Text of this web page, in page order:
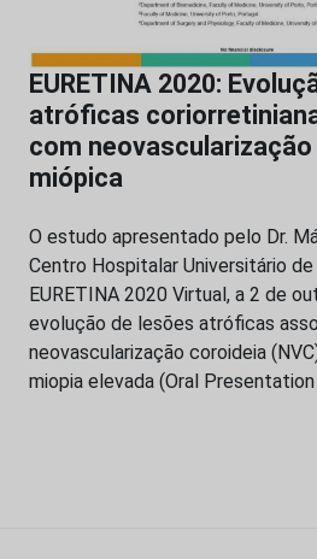
EURETINA 2020:
atróficas
com
miópica
O estudo apresentado pelo Dr.
Centro Hospitalar Universitário de
EURETINA 2020 Virtual, a 2 de
evolução de lesões atróficas
neovascularização coroideia
miopia elevada (Oral